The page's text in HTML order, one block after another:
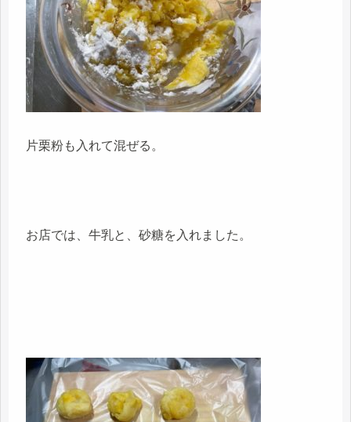
片栗粉も入れて混ぜる。
お店では、牛乳と、砂糖を入れました。